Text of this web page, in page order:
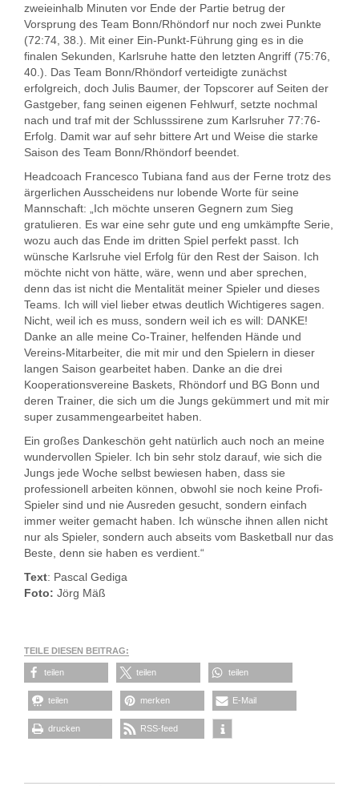
zweieinhalb Minuten vor Ende der Partie betrug der
Vorsprung des Team Bonn/Rhöndorf nur noch zwei Punkte
(72:74, 38.). Mit einer Ein-Punkt-Führung ging es in die
finalen Sekunden, Karlsruhe hatte den letzten Angriff (75:76,
40.). Das Team Bonn/Rhöndorf verteidigte zunächst
erfolgreich, doch Julis Baumer, der Topscorer auf Seiten der
Gastgeber, fang seinen eigenen Fehlwurf, setzte nochmal
nach und traf mit der Schlusssirene zum Karlsruher 77:76-
Erfolg. Damit war auf sehr bittere Art und Weise die starke
Saison des Team Bonn/Rhöndorf beendet.
Headcoach Francesco Tubiana fand aus der Ferne trotz des
ärgerlichen Ausscheidens nur lobende Worte für seine
Mannschaft: „Ich möchte unseren Gegnern zum Sieg
gratulieren. Es war eine sehr gute und eng umkämpfte Serie,
wozu auch das Ende im dritten Spiel perfekt passt. Ich
wünsche Karlsruhe viel Erfolg für den Rest der Saison. Ich
möchte nicht von hätte, wäre, wenn und aber sprechen,
denn das ist nicht die Mentalität meiner Spieler und dieses
Teams. Ich will viel lieber etwas deutlich Wichtigeres sagen.
Nicht, weil ich es muss, sondern weil ich es will: DANKE!
Danke an alle meine Co-Trainer, helfenden Hände und
Vereins-Mitarbeiter, die mit mir und den Spielern in dieser
langen Saison gearbeitet haben. Danke an die drei
Kooperationsvereine Baskets, Rhöndorf und BG Bonn und
deren Trainer, die sich um die Jungs gekümmert und mit mir
super zusammengearbeitet haben.
Ein großes Dankeschön geht natürlich auch noch an meine
wundervollen Spieler. Ich bin sehr stolz darauf, wie sich die
Jungs jede Woche selbst bewiesen haben, dass sie
professionell arbeiten können, obwohl sie noch keine Profi-
Spieler sind und nie Ausreden gesucht, sondern einfach
immer weiter gemacht haben. Ich wünsche ihnen allen nicht
nur als Spieler, sondern auch abseits vom Basketball nur das
Beste, denn sie haben es verdient.“
Text: Pascal Gediga
Foto: Jörg Mäß
TEILE DIESEN BEITRAG:
teilen teilen teilen
teilen merken E-Mail
drucken RSS-feed